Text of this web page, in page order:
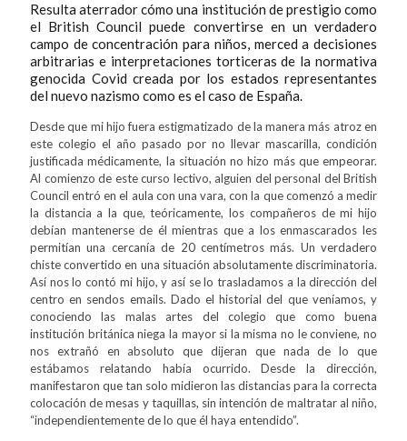
Resulta aterrador cómo una institución de prestigio como
el British Council puede convertirse en un verdadero
campo de concentración para niños, merced a decisiones
arbitrarias e interpretaciones torticeras de la normativa
genocida Covid creada por los estados representantes
del nuevo nazismo como es el caso de España.
Desde que mi hijo fuera estigmatizado de la manera más atroz en
este colegio el año pasado por no llevar mascarilla, condición
justificada médicamente, la situación no hizo más que empeorar.
Al comienzo de este curso lectivo, alguien del personal del British
Council entró en el aula con una vara, con la que comenzó a medir
la distancia a la que, teóricamente, los compañeros de mi hijo
debían mantenerse de él mientras que a los enmascarados les
permitían una cercanía de 20 centímetros más. Un verdadero
chiste convertido en una situación absolutamente discriminatoria.
Así nos lo contó mi hijo, y así se lo trasladamos a la dirección del
centro en sendos emails. Dado el historial del que veníamos, y
conociendo las malas artes del colegio que como buena
institución británica niega la mayor si la misma no le conviene, no
nos extrañó en absoluto que dijeran que nada de lo que
estábamos relatando había ocurrido. Desde la dirección,
manifestaron que tan solo midieron las distancias para la correcta
colocación de mesas y taquillas, sin intención de maltratar al niño,
“independientemente de lo que él haya entendido”.